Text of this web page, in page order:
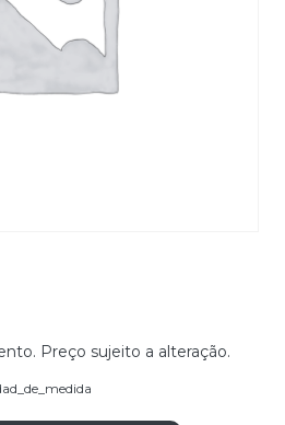
Preço sujeito a alteração.